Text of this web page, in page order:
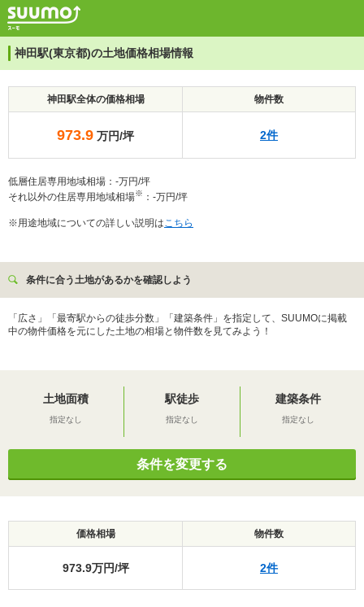
神田駅(東京都)の土地価格相場情報
神田駅全体の価格相場 物件数
973.9 万円/坪 2件
低層住居専用地域相場：-万円/坪
それ以外の住居専用地域相場※ ：-万円/坪
※用途地域についての詳しい説明はこちら
条件に合う土地があるかを確認しよう
「広さ」「最寄駅からの徒歩分数」「建築条件」を指定して、SUUMOに掲載
中の物件価格を元にした土地の相場と物件数を見てみよう！
土地面積
指定なし
駅徒歩
指定なし
建築条件
指定なし
条件を変更する
価格相場 物件数
973.9万円/坪 2件